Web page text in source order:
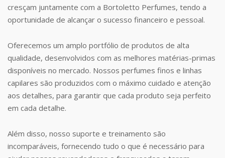
cresçam juntamente com a Bortoletto Perfumes, tendo a
oportunidade de alcançar o sucesso financeiro e pessoal.
Oferecemos um amplo portfólio de produtos de alta
qualidade, desenvolvidos com as melhores matérias-primas
disponíveis no mercado. Nossos perfumes finos e linhas
capilares são produzidos com o máximo cuidado e atenção
aos detalhes, para garantir que cada produto seja perfeito
em cada detalhe.
Além disso, nosso suporte e treinamento são
incomparáveis, fornecendo tudo o que é necessário para